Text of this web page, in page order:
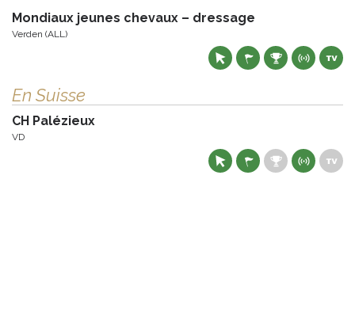
Mondiaux jeunes chevaux – dressage
Verden (ALL)
En Suisse
CH Palézieux
VD